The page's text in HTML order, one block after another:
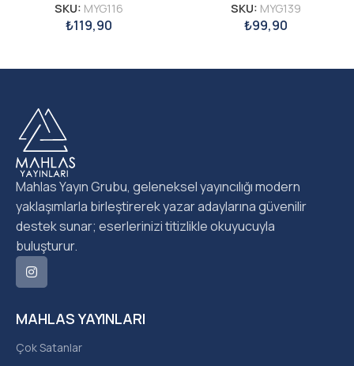
SKU: MYG116
₺119,90
SKU: MYG139
₺99,90
MAHLAS YAYINLARI
Çok Satanlar
Mahlas Yayın Grubu, geleneksel yayıncılığı modern
yaklaşımlarla birleştirerek yazar adaylarına güvenilir
destek sunar; eserlerinizi titizlikle okuyucuyla
buluşturur.